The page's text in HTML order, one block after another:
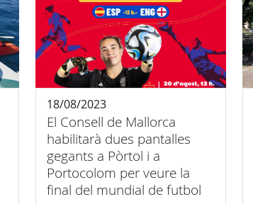
El Consell de Mallorca
habilitarà dues pantalles
gegants a Pòrtol i a
Portocolom per veure la
final del mundial de futbol
18/08/2023